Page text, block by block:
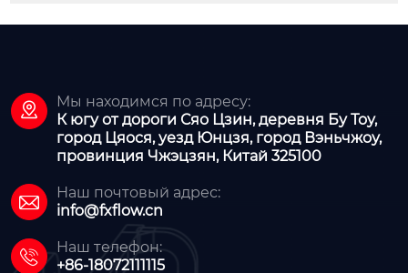

Мы находимся по адресу:
К югу от дороги Сяо Цзин, деревня Бу Тоу,
город Цяося, уезд Юнцзя, город Вэньчжоу,
провинция Чжэцзян, Китай 325100

Наш почтовый адрес:
info@fxflow.cn

Наш телефон:
+86-18072111115